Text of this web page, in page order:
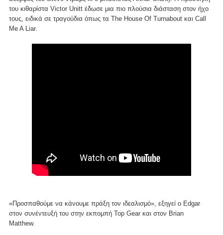
του κιθαρίστα Victor Unitt έδωσε μια πιο πλούσια διάσταση στον ήχο
τους, ειδικά σε τραγούδια όπως τα The House Of Turnabout και Call
Me A Liar.
«Προσπαθούμε να κάνουμε πράξη τον ιδεαλισμό», εξηγεί ο Edgar
στον συνέντευξή του στην εκπομπή Top Gear και στον Brian
Matthew.